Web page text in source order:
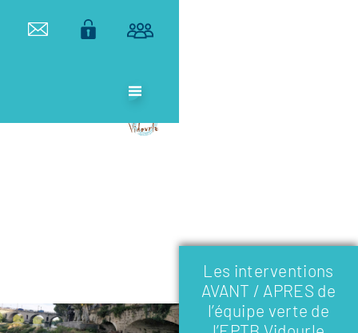
ETABLISSEMENT
PUBLIC
Les interventions
AVANT / APRES de
l’équipe verte de